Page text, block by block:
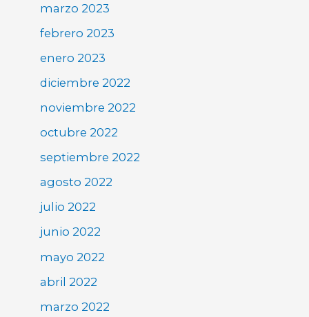
marzo 2023
febrero 2023
enero 2023
diciembre 2022
noviembre 2022
octubre 2022
septiembre 2022
agosto 2022
julio 2022
junio 2022
mayo 2022
abril 2022
marzo 2022